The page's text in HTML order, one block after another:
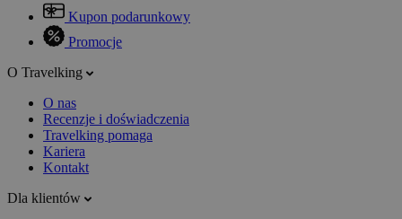
Kupon podarunkowy
Promocje
O Travelking
O nas
Recenzje i doświadczenia
Travelking pomaga
Kariera
Kontakt
Dla klientów